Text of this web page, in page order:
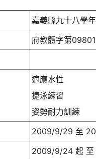
嘉義縣九十八學
府教體字第
適應水性
捷泳練習
姿勢耐力訓練
2009/9/29 至
2009/9/24 起